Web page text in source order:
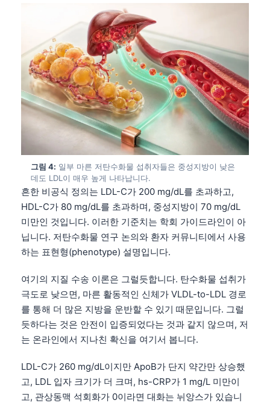
그림 4: 일부 마른 저탄수화물 섭취자들은 중성지방이 낮은
데도 LDL이 매우 높게 나타납니다.
흔한 비공식 정의는 LDL-C가 200 mg/dL를 초과하고,
HDL-C가 80 mg/dL를 초과하며, 중성지방이 70 mg/dL
미만인 것입니다. 이러한 기준치는 학회 가이드라인이 아
닙니다. 저탄수화물 연구 논의와 환자 커뮤니티에서 사용
하는 표현형(phenotype) 설명입니다.
여기의 지질 수송 이론은 그럴듯합니다. 탄수화물 섭취가
극도로 낮으면, 마른 활동적인 신체가 VLDL-to-LDL 경로
를 통해 더 많은 지방을 운반할 수 있기 때문입니다. 그럴
듯하다는 것은 안전이 입증되었다는 것과 같지 않으며, 저
는 온라인에서 지나친 확신을 여기서 봅니다.
LDL-C가 260 mg/dL이지만 ApoB가 단지 약간만 상승했
고, LDL 입자 크기가 더 크며, hs-CRP가 1 mg/L 미만이
고, 관상동맥 석회화가 0이라면 대화는 뉘앙스가 있습니